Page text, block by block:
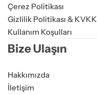
Çerez Politikası
Gizlilik Politikası & KVKK
Kullanım Koşulları
Bize Ulaşın
Hakkımızda
İletişim